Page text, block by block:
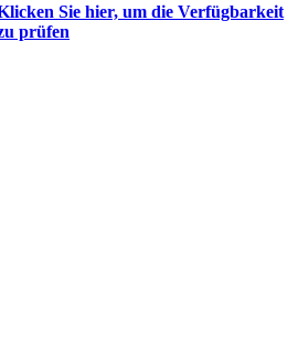
Sie hier, um die Verfügbarkeit
prüfen